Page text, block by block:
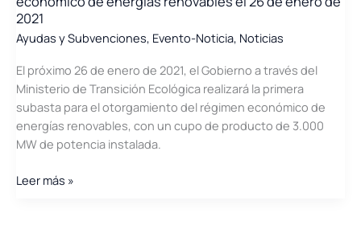
2021
Ayudas y Subvenciones, Evento-Noticia, Noticias
El próximo 26 de enero de 2021, el Gobierno a través del
Ministerio de Transición Ecológica realizará la primera
subasta para el otorgamiento del régimen económico de
energías renovables, con un cupo de producto de 3.000
MW de potencia instalada.
Próxima
Leer más »